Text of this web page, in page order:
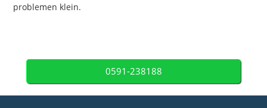
problemen klein.
0591-238188